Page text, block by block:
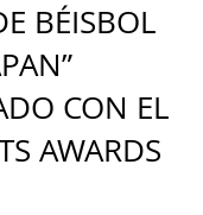
BÉISBOL
CON EL
AWARDS